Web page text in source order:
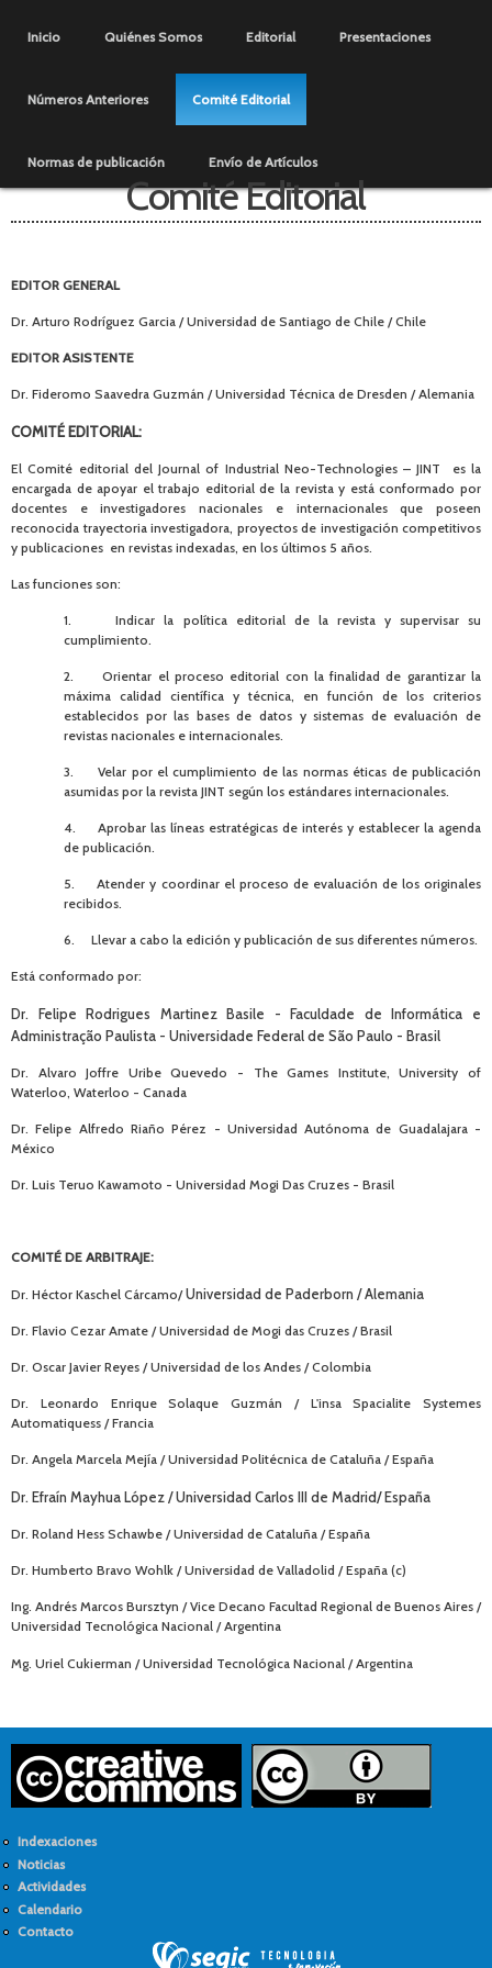
contenido
Menú principal
Inicio Quiénes Somos Editorial Presentaciones
Números Anteriores Comité Editorial
Normas de publicación Envío de Artículos
Comité Editorial
EDITOR GENERAL
Dr. Arturo Rodríguez Garcia / Universidad de Santiago de Chile / Chile
EDITOR ASISTENTE
Dr. Fideromo Saavedra Guzmán /Universidad Técnica de Dresden / Alemania
COMITÉ EDITORIAL:
El Comité editorial del Journal of Industrial Neo-Technologies – JINT es la
encargada de apoyar el trabajo editorial de la revista y está conformado por
docentes e investigadores nacionales e internacionales que poseen
reconocida trayectoria investigadora, proyectos de investigación competitivos
y publicaciones en revistas indexadas, en los últimos 5 años.
Las funciones son:
1. Indicar la política editorial de la revista y supervisar su
cumplimiento.
2. Orientar el proceso editorial con la finalidad de garantizar la
máxima calidad científica y técnica, en función de los criterios
establecidos por las bases de datos y sistemas de evaluación de
revistas nacionales e internacionales.
3. Velar por el cumplimiento de las normas éticas de publicación
asumidas por la revista JINT según los estándares internacionales.
4. Aprobar las líneas estratégicas de interés y establecer la agenda
de publicación.
5. Atender y coordinar el proceso de evaluación de los originales
recibidos.
6. Llevar a cabo la edición y publicación de sus diferentes números.
Está conformado por:
Dr. Felipe Rodrigues Martinez Basile - Faculdade de Informática e
Administração Paulista - Universidade Federal de São Paulo - Brasil
Dr. Alvaro Joffre Uribe Quevedo - The Games Institute, University of
Waterloo, Waterloo - Canada
Dr. Felipe Alfredo Riaño Pérez - Universidad Autónoma de Guadalajara -
México
Dr. Luis Teruo Kawamoto - Universidad Mogi Das Cruzes - Brasil
COMITÉ DE ARBITRAJE:
Dr. Héctor Kaschel Cárcamo/Universidad de Paderborn / Alemania
Dr. Flavio Cezar Amate / Universidad de Mogi das Cruzes / Brasil
Dr. Oscar Javier Reyes / Universidad de los Andes / Colombia
Dr. Leonardo Enrique Solaque Guzmán / L'insa Spacialite Systemes
Automatiquess / Francia
Dr. Angela Marcela Mejía / Universidad Politécnica de Cataluña / España
Dr. Efraín Mayhua López / Universidad Carlos III de Madrid/ España
Dr. Roland Hess Schawbe / Universidad de Cataluña / España
Dr. Humberto Bravo Wohlk / Universidad de Valladolid / España (c)
Ing. Andrés Marcos Bursztyn / Vice Decano Facultad Regional de Buenos Aires /
Universidad Tecnológica Nacional / Argentina
Mg. Uriel Cukierman / Universidad Tecnológica Nacional / Argentina
Indexaciones
Noticias
Actividades
Calendario
Contacto